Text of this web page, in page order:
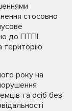
стосовно
до ПТПІ.
територію
року на
та осіб без